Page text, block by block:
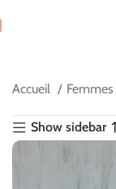
Accueil Femmes
Show sidebar